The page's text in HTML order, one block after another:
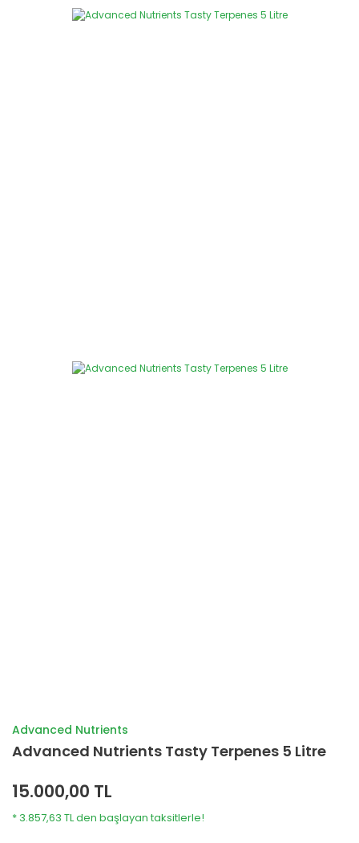
Advanced Nutrients
Advanced Nutrients Tasty Terpenes 5 Litre
15.000,00 TL
* 3.857,63 TL den başlayan taksitlerle!